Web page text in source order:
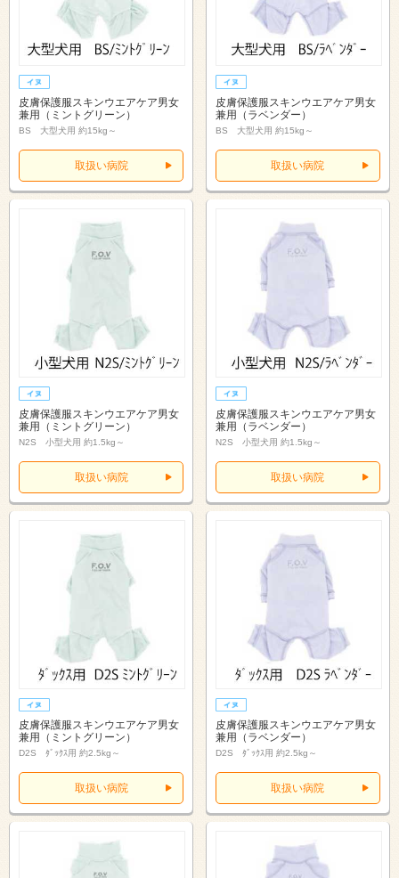
皮膚保護服スキンウエアケア男女
兼用（ミントグリーン）
BS 大型犬用 約15kg～
取扱い病院
皮膚保護服スキンウエアケア男女
兼用（ラベンダー）
BS 大型犬用 約15kg～
取扱い病院
皮膚保護服スキンウエアケア男女
兼用（ミントグリーン）
N2S 小型犬用 約1.5kg～
取扱い病院
皮膚保護服スキンウエアケア男女
兼用（ラベンダー）
N2S 小型犬用 約1.5kg～
取扱い病院
皮膚保護服スキンウエアケア男女
兼用（ミントグリーン）
D2S ﾀﾞｯｸｽ用 約2.5kg～
取扱い病院
皮膚保護服スキンウエアケア男女
兼用（ラベンダー）
D2S ﾀﾞｯｸｽ用 約2.5kg～
取扱い病院